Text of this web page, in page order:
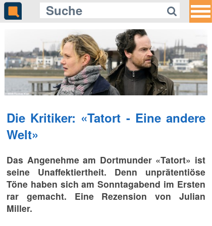
Die Kritiker: «Tatort - Eine andere
Welt»
Das Angenehme am Dortmunder «Tatort» ist
seine Unaffektiertheit. Denn unprätentiöse
Töne haben sich am Sonntagabend im Ersten
rar gemacht. Eine Rezension von Julian
Miller.